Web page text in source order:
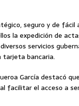
seguro y de
la expedición de
servicios
bancaria.
García destacó
facilitar el acceso a